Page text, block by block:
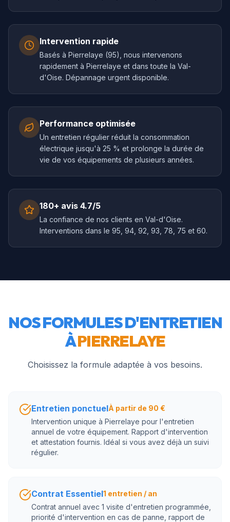
Intervention rapide
Basés à Pierrelaye (95), nous intervenons
rapidement à Pierrelaye et dans toute la Val-
d'Oise. Dépannage urgent disponible.
Performance optimisée
Un entretien régulier réduit la consommation
électrique jusqu'à 25 % et prolonge la durée de
vie de vos équipements de plusieurs années.
180+ avis 4.7/5
La confiance de nos clients en Val-d'Oise.
Interventions dans le 95, 94, 92, 93, 78, 75 et 60.
NOS FORMULES D'ENTRETIEN
ÀPIERRELAYE
Choisissez la formule adaptée à vos besoins.
Entretien ponctuelÀ partir de 90 €
Intervention unique à Pierrelaye pour l'entretien
annuel de votre équipement. Rapport d'intervention
et attestation fournis. Idéal si vous avez déjà un suivi
régulier.
Contrat Essentiel1 entretien / an
Contrat annuel avec 1 visite d'entretien programmée,
priorité d'intervention en cas de panne, rapport de